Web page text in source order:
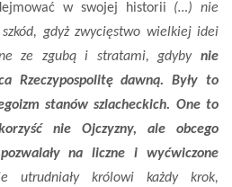
w swojej historii (…) nie
szkód, gdyż zwycięstwo wielkiej idei
ze zgubą i stratami, gdyby nie
Rzeczypospolitę dawną. Były to
stanów szlacheckich. One to
nie Ojczyzny, ale obcego
na liczne i wyćwiczone
utrudniały królowi każdy krok,